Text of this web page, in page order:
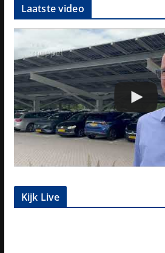
Laatste video
Kijk Live